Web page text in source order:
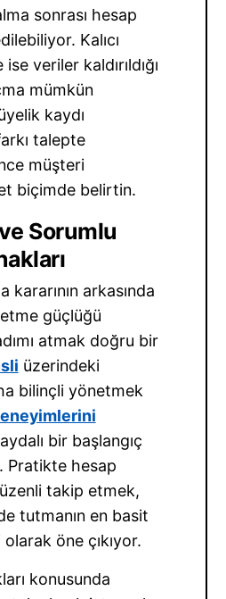
sonrası hesap
Kalıcı
veriler kaldırıldığı
mümkün
kaydı
talepte
müşteri
biçimde belirtin.
Sorumlu
kararının arkasında
güçlüğü
atmak doğru bir
üzerindeki
bilinçli yönetmek
bir başlangıç
Pratikte hesap
takip etmek,
tutmanın en basit
öne çıkıyor.
konusunda